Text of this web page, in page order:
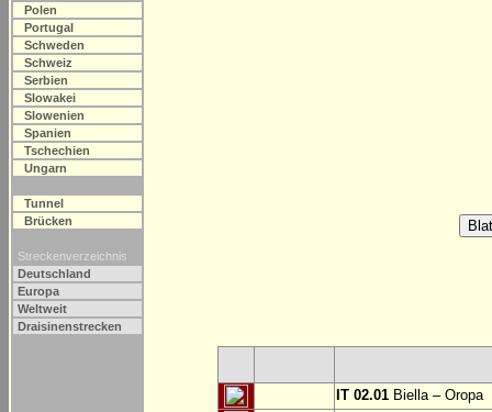
Polen
Portugal
Schweden
Schweiz
Serbien
Slowakei
Slowenien
Spanien
Tschechien
Ungarn
Tunnel
Brücken
Streckenverzeichnis
Deutschland
Europa
Weltweit
Draisinenstrecken
IT 02.01 Biella – Oropa